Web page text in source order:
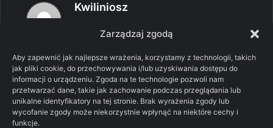
Zarządzaj zgodą
Aby zapewnić jak najlepsze wrażenia, korzystamy z technologii, takich
jak pliki cookie, do przechowywania i/lub uzyskiwania dostępu do
informacji o urządzeniu. Zgoda na te technologie pozwoli nam
przetwarzać dane, takie jak zachowanie podczas przeglądania lub
unikalne identyfikatory na tej stronie. Brak wyrażenia zgody lub
wycofanie zgody może niekorzystnie wpłynąć na niektóre cechy i
funkcje.
Kwiliniosz
s
z
e
:
Pytanie na ile zadziałał spryt Cersei, a na ile
niechęć Tywina.
0
0
Odpowiedz